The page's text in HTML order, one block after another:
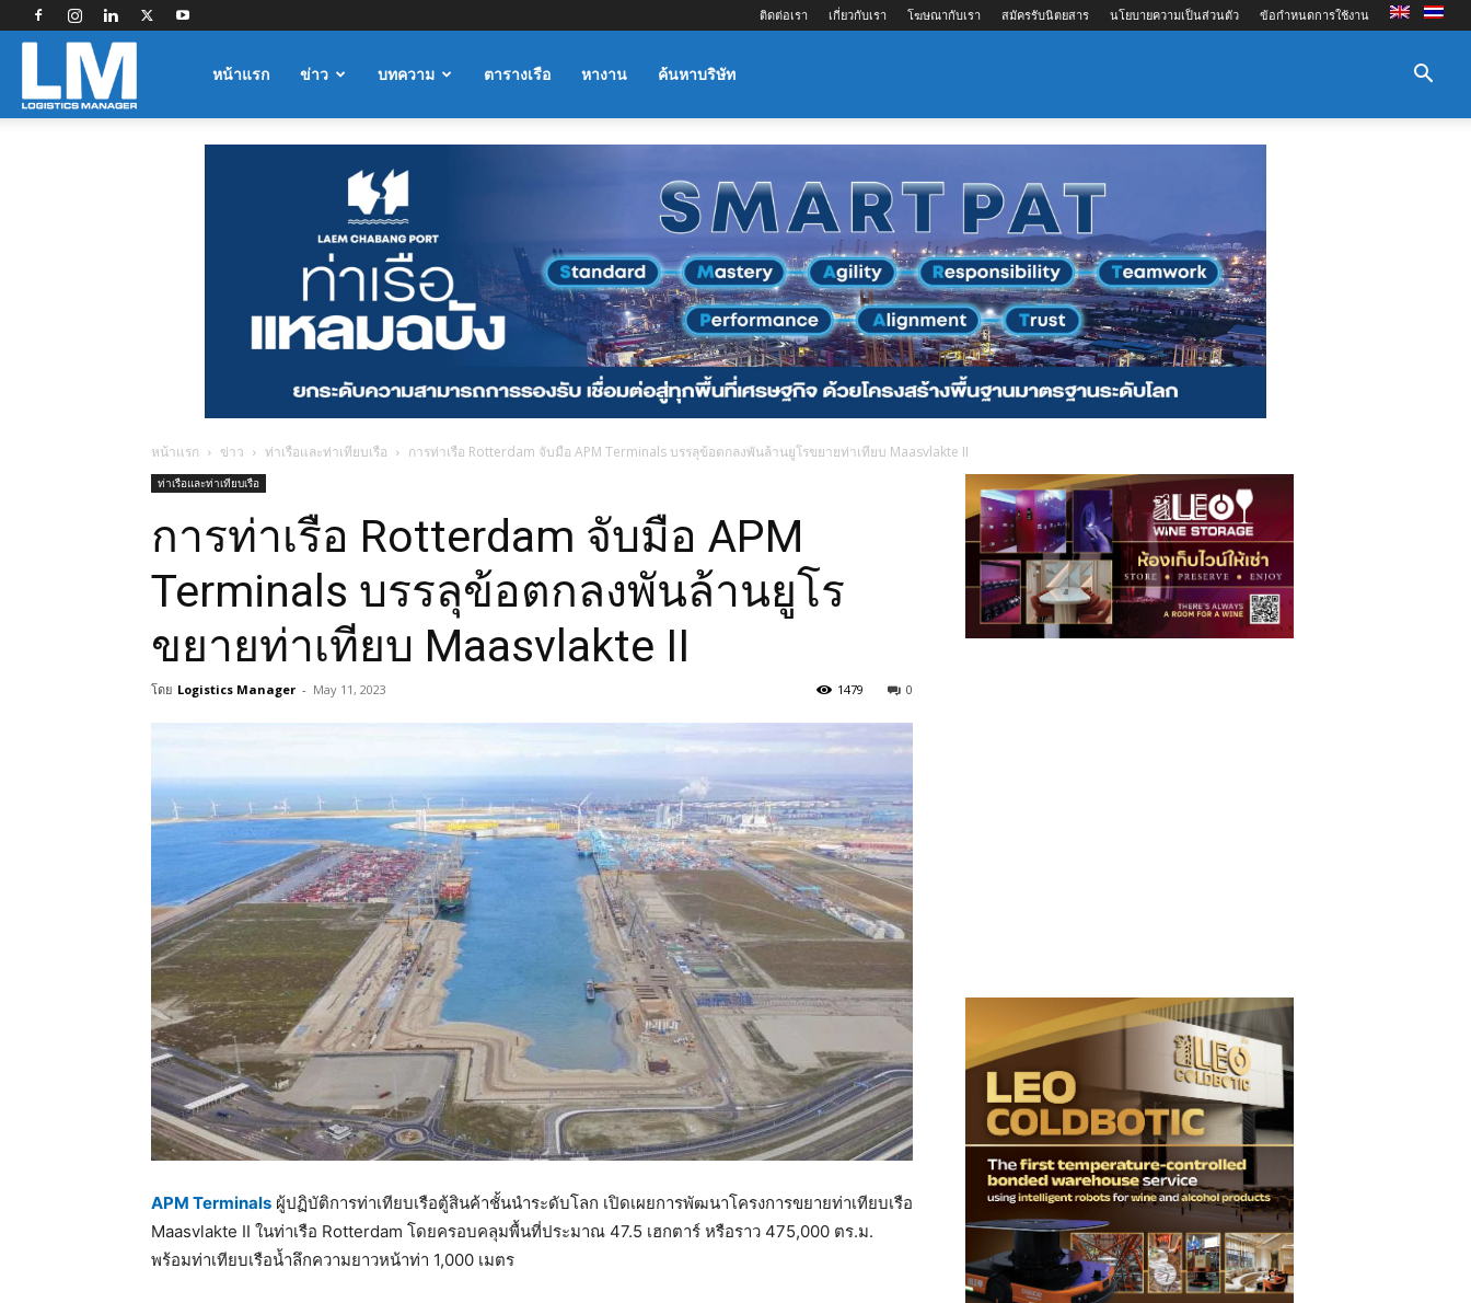
ติดต่อเรา เกี่ยวกับเรา โฆษณากับเรา สมัครรับนิตยสาร นโยบายความเป็นส่วนตัว ข้อกำหนดการใช้งาน
Logisticsหน้าแรก ข่าว บทความ ตารางเรือ หางาน ค้นหาบริษัท
หน้าแรก ข่าว ท่าเรือและท่าเทียบเรือ การท่าเรือ Rotterdam จับมือ APM Terminals บรรลุข้อตกลงพันล้านยูโรขยายท่าเทียบ Maasvlakte II
ท่าเรือและท่าเทียบเรือ
การท่าเรือ Rotterdam จับมือ APM
Terminals บรรลุข้อตกลงพันล้านยูโร
ขยายท่าเทียบ Maasvlakte II
โดย Logistics Manager - May 11, 2023 0
1479
APM Terminals ผู้ปฏิบัติการท่าเทียบเรือตู้สินค้าชั้นนำระดับโลก เปิดเผยการพัฒนาโครงการขยายท่าเทียบเรือ
Maasvlakte II ในท่าเรือ Rotterdam โดยครอบคลุมพื้นที่ประมาณ 47.5 เฮกตาร์ หรือราว 475,000 ตร.ม.
พร้อมท่าเทียบเรือน้ำลึกความยาวหน้าท่า 1,000 เมตร